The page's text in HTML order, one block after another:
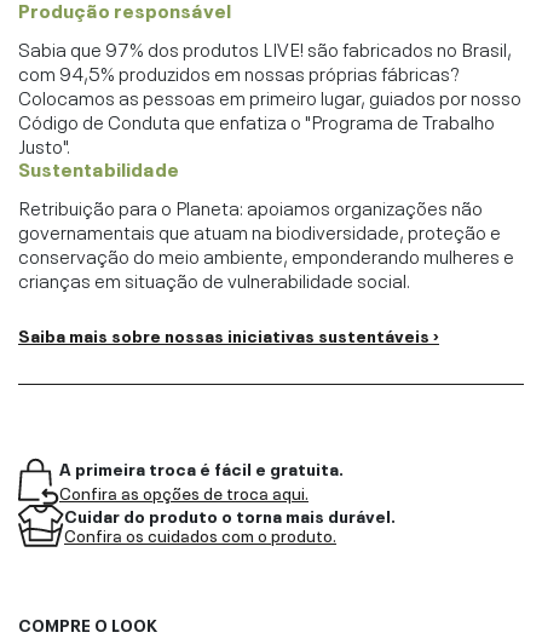
Produção responsável
Sabia que 97% dos produtos LIVE! são fabricados no Brasil,
com 94,5% produzidos em nossas próprias fábricas?
Colocamos as pessoas em primeiro lugar, guiados por nosso
Código de Conduta que enfatiza o "Programa de Trabalho
Justo".
Sustentabilidade
Retribuição para o Planeta: apoiamos organizações não
governamentais que atuam na biodiversidade, proteção e
conservação do meio ambiente, emponderando mulheres e
crianças em situação de vulnerabilidade social.
Saiba mais sobre nossas iniciativas sustentáveis ›
A primeira troca é fácil e gratuita.
Confira as opções de troca aqui.
Cuidar do produto o torna mais durável.
Confira os cuidados com o produto.
COMPRE O LOOK